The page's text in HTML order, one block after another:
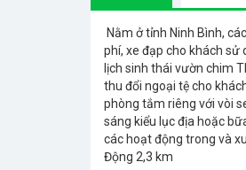
Nằm ở tỉnh Ninh Bình,
phí, xe đạp cho khách sử
lịch sinh thái vườn chim
thu đổi ngoại tệ cho
phòng tắm riêng với vòi
sáng kiểu lục địa hoặc
các hoạt động trong và
Động 2,3 km